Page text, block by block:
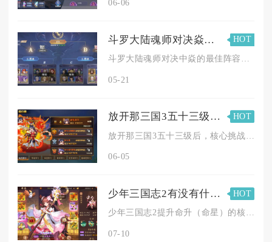
06-06
斗罗大陆魂师对决焱的最佳阵容是什么
HOT
05-21
放开那三国3五十三级之后要面临什么新的挑战
HOT
06-05
少年三国志2有没有什么秘诀可以帮助提升命升
HOT
少年三国志2提升命升（命星）的核心秘诀是优先激活高品质命星谱...
07-10